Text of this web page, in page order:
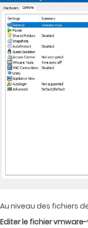
Au niveau des fichiers
Editer le fichier